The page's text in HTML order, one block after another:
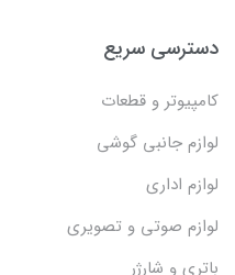
دسترسی سریع
کامپیوتر و قطعات
لوازم جانبی گوشی
لوازم اداری
لوازم صوتی و تصویری
باتری و شارژر